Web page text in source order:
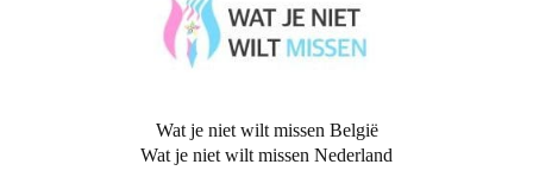
Wat je niet wilt missen België
Wat je niet wilt missen Nederland